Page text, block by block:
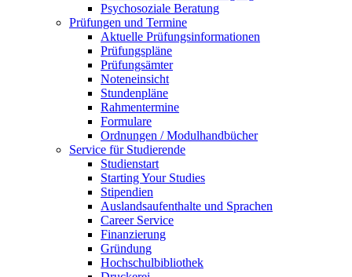
Psychosoziale Beratung
Prüfungen und Termine
Aktuelle Prüfungsinformationen
Prüfungspläne
Prüfungsämter
Noteneinsicht
Stundenpläne
Rahmentermine
Formulare
Ordnungen / Modulhandbücher
Service für Studierende
Studienstart
Starting Your Studies
Stipendien
Auslandsaufenthalte und Sprachen
Career Service
Finanzierung
Gründung
Hochschulbibliothek